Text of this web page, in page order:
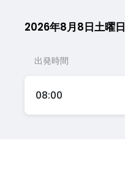
2026年8月8日土曜日
出発時間
08:00